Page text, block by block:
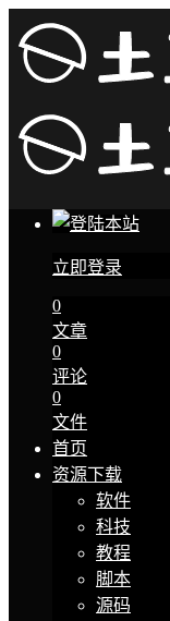
立即登录
0
文章
0
评论
0
文件
首页
资源下载
软件
科技
教程
脚本
源码